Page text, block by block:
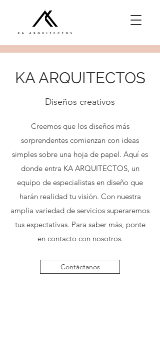
KA ARQUITECTOS
Diseños creativos
Creemos que los diseños más
sorprendentes comienzan con ideas
simples sobre una hoja de papel. Aquí es
donde entra KA ARQUITECTOS, un
equipo de especialistas en diseño que
harán realidad tu visión. Con nuestra
amplia variedad de servicios superaremos
tus expectativas. Para saber más, ponte
en contacto con nosotros.
Contáctanos